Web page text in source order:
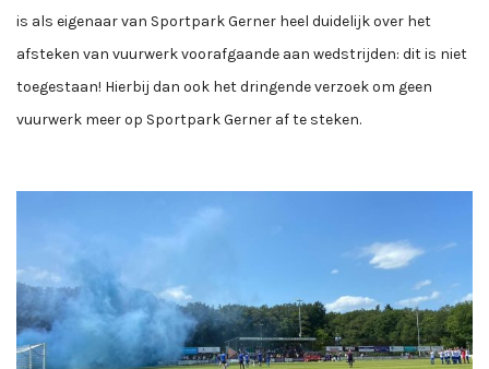
is als eigenaar van Sportpark Gerner heel duidelijk over het
afsteken van vuurwerk voorafgaande aan wedstrijden: dit is niet
toegestaan! Hierbij dan ook het dringende verzoek om geen
vuurwerk meer op Sportpark Gerner af te steken.